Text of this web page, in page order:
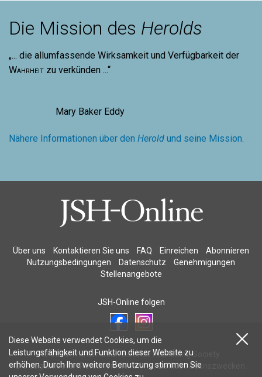
Die Mission des Herolds
„... die allumfassende Wirksamkeit und Verfügbarkeit der
Wahrheit zu verkünden ...“
Mary Baker Eddy
Nähere Informationen über den Herold und seine Mission.
Über uns Kontaktieren Sie uns FAQ Einreichen
Abonnieren
Nutzungsbedingungen
Datenschutz
Genehmigungen
Stellenangebote
JSH-Online folgen
© 2026 The Christian Science Publishing Society.
Die abgebildeten Personen dienen nur zu Illustrationszwecken.
Diese Website verwendet Cookies, um die
Leistungsfähigkeit und Funktion dieser Website zu
erhöhen. Durch Ihre weitere Benutzung stimmen Sie